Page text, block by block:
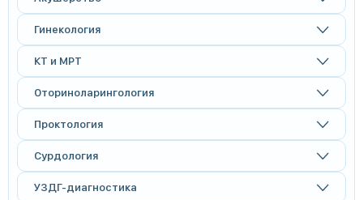
Гинекология
КТ и МРТ
Оториноларингология
Проктология
Сурдология
УЗДГ-диагностика